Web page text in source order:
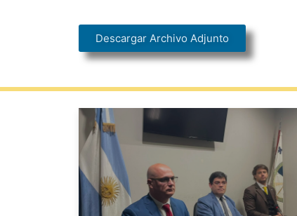
Descargar Archivo Adjunto